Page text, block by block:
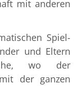
mit anderen
Spiel-
und Eltern
wo der
der ganzen